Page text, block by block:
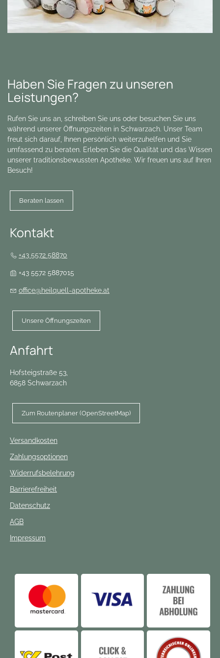
Haben Sie Fragen zu unseren
Leistungen?
Rufen Sie uns an, schreiben Sie uns oder besuchen Sie uns
während unserer Öffnungszeiten in Schwarzach. Unser Team
freut sich darauf, Ihnen persönlich weiterzuhelfen und Sie
umfassend zu beraten. Erleben Sie die Qualität und das Wissen
unserer traditionsbewussten Apotheke. Wir freuen uns auf Ihren
Besuch!
Beraten lassen
Kontakt
+43 5572 58870
+43 5572 5887015
office@heilquell-apotheke.at
Unsere Öffnungszeiten
Anfahrt
Hofsteigstraße 53,
6858 Schwarzach
Zum Routenplaner (OpenStreetMap)
Versandkosten
Zahlungsoptionen
Widerrufsbelehrung
Barrierefreiheit
Datenschutz
AGB
Impressum